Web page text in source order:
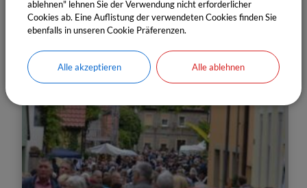
ablehnen" lehnen Sie der Verwendung nicht erforderlicher
Cookies ab. Eine Auflistung der verwendeten Cookies finden Sie
ebenfalls in unseren Cookie Präferenzen.
Alle akzeptieren Alle ablehnen